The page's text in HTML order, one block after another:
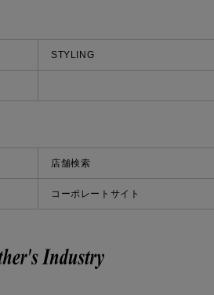
STYLING
店舗検索
コーポレートサイト